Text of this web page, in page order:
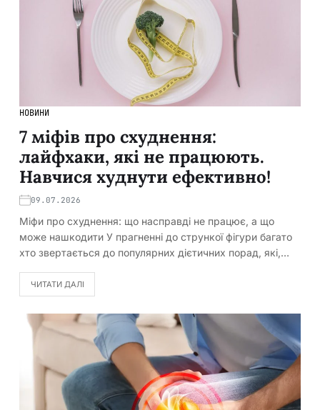
НОВИНИ
7 міфів про схуднення:
лайфхаки, які не працюють.
Навчися худнути ефективно!
09.07.2026
Міфи про схуднення: що насправді не працює, а що
може нашкодити У прагненні до стрункої фігури багато
хто звертається до популярних дієтичних порад, які,…
ЧИТАТИ ДАЛІ